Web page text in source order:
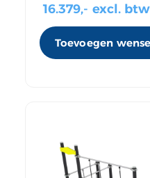
16.379,- excl. btw
Toevoegen